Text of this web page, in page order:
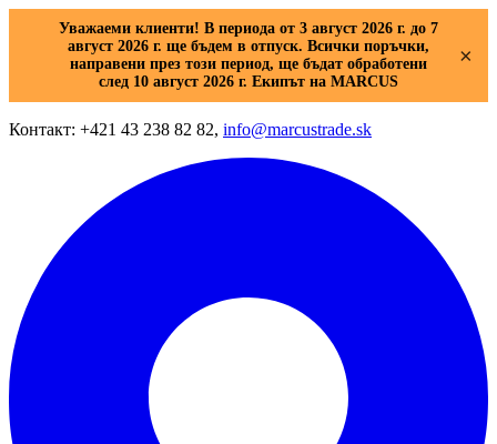
Уважаеми клиенти! В периода от 3 август 2026 г. до 7
август 2026 г. ще бъдем в отпуск. Всички поръчки,
направени през този период, ще бъдат обработени
след 10 август 2026 г. Екипът на MARCUS
×
Контакт: +421 43 238 82 82, info@marcustrade.sk